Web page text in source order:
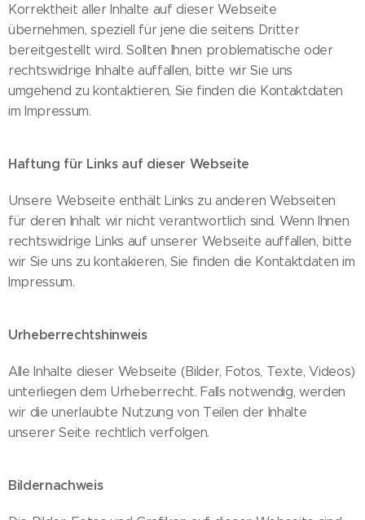
Korrektheit aller Inhalte auf dieser Webseite
übernehmen, speziell für jene die seitens Dritter
bereitgestellt wird. Sollten Ihnen problematische oder
rechtswidrige Inhalte auffallen, bitte wir Sie uns
umgehend zu kontaktieren, Sie finden die Kontaktdaten
im Impressum.
Haftung für Links auf dieser Webseite
Unsere Webseite enthält Links zu anderen Webseiten
für deren Inhalt wir nicht verantwortlich sind. Wenn Ihnen
rechtswidrige Links auf unserer Webseite auffallen, bitte
wir Sie uns zu kontakieren, Sie finden die Kontaktdaten im
Impressum.
Urheberrechtshinweis
Alle Inhalte dieser Webseite (Bilder, Fotos, Texte, Videos)
unterliegen dem Urheberrecht. Falls notwendig, werden
wir die unerlaubte Nutzung von Teilen der Inhalte
unserer Seite rechtlich verfolgen.
Bildernachweis